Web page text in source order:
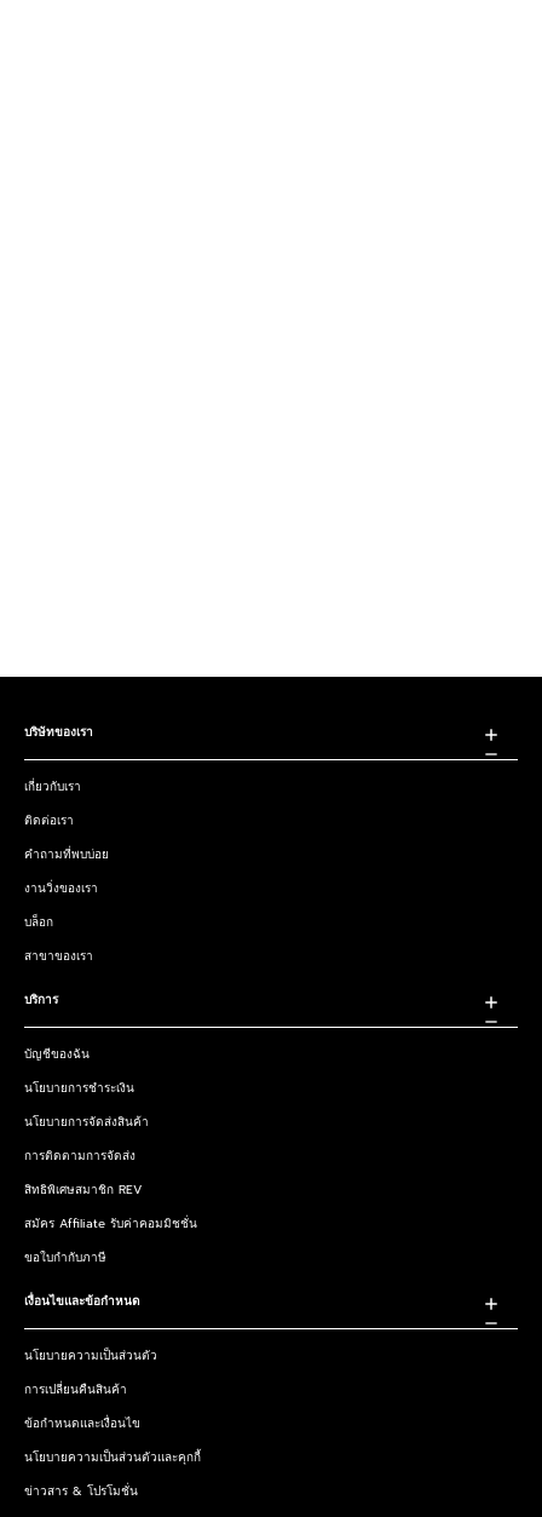
บริษัทของเรา
เกี่ยวกับเรา
ติดต่อเรา
คำถามที่พบบ่อย
งานวิ่งของเรา
บล็อก
สาขาของเรา
บริการ
บัญชีของฉัน
นโยบายการชำระเงิน
นโยบายการจัดส่งสินค้า
การติดตามการจัดส่ง
สิทธิพิเศษสมาชิก REV
สมัคร Affiliate รับค่าคอมมิชชั่น
ขอใบกำกับภาษี
เงื่อนไขและข้อกำหนด
นโยบายความเป็นส่วนตัว
การเปลี่ยนคืนสินค้า
ข้อกำหนดและเงื่อนไข
นโยบายความเป็นส่วนตัวและคุกกี้
ข่าวสาร & โปรโมชั่น